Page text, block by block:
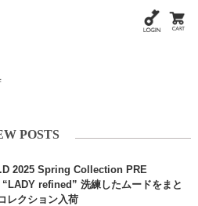
POSTS
I.D 2025 Spring Collection PRE
“LADY refined” 洗練したムードをまと
レクション入荷